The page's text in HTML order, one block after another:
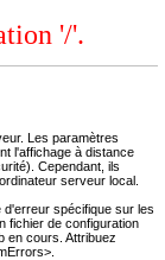
'/'.
Les paramètres
l'affichage à distance
Cependant, ils
serveur local.
spécifique sur les
fichier de configuration
en cours. Attribuez